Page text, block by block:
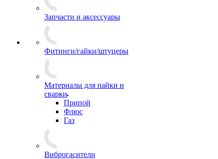
Запчасти и аксессуары
Фитинги/гайки/штуцеры
Материалы для пайки и
сварки
Припой
Флюс
Газ
Виброгасители